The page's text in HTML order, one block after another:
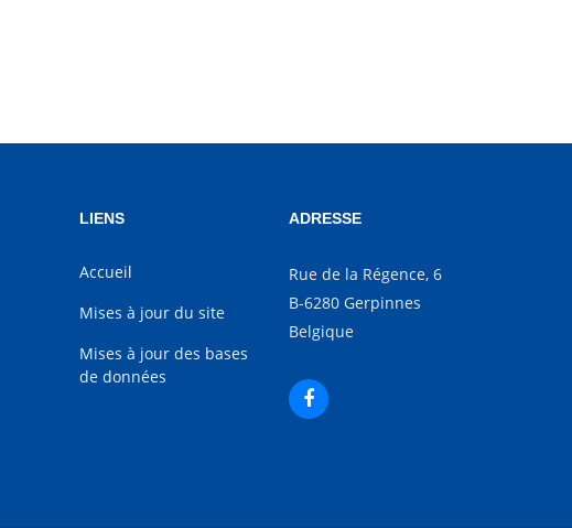
LIENS
Accueil
Mises à jour du site
Mises à jour des bases
de données
ADRESSE
Rue de la Régence, 6
B-6280 Gerpinnes
Belgique